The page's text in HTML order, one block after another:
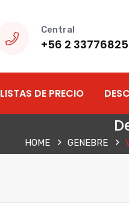
Central
+56 2 33776825
LISTAS DE PRECIO
HOME GENEBRE